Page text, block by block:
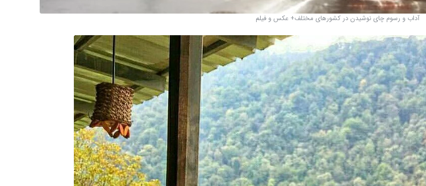
آداب و رسوم چای نوشیدن در کشورهای مختلف+ عکس و فیلم